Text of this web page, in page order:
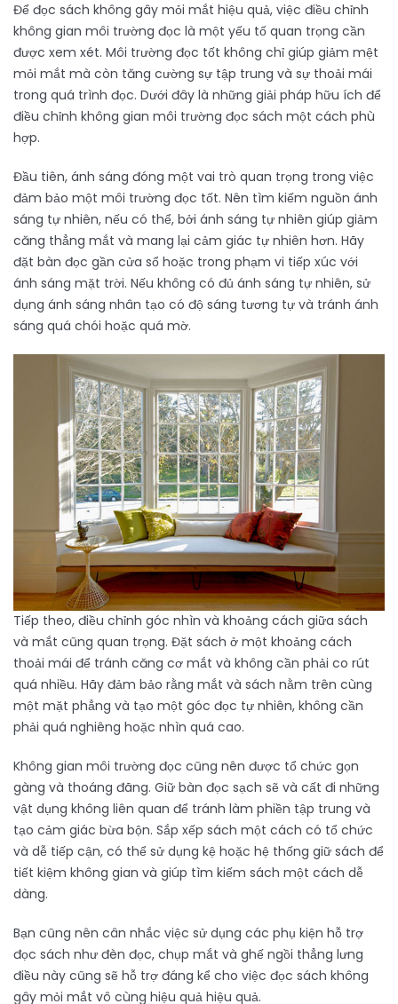
Để đọc sách không gây mỏi mắt hiệu quả, việc điều chỉnh
không gian môi trường đọc là một yếu tố quan trọng cần
được xem xét. Môi trường đọc tốt không chỉ giúp giảm mệt
mỏi mắt mà còn tăng cường sự tập trung và sự thoải mái
trong quá trình đọc. Dưới đây là những giải pháp hữu ích để
điều chỉnh không gian môi trường đọc sách một cách phù
hợp.
Đầu tiên, ánh sáng đóng một vai trò quan trọng trong việc
đảm bảo một môi trường đọc tốt. Nên tìm kiếm nguồn ánh
sáng tự nhiên, nếu có thể, bởi ánh sáng tự nhiên giúp giảm
căng thẳng mắt và mang lại cảm giác tự nhiên hơn. Hãy
đặt bàn đọc gần cửa sổ hoặc trong phạm vi tiếp xúc với
ánh sáng mặt trời. Nếu không có đủ ánh sáng tự nhiên, sử
dụng ánh sáng nhân tạo có độ sáng tương tự và tránh ánh
sáng quá chói hoặc quá mờ.
Tiếp theo, điều chỉnh góc nhìn và khoảng cách giữa sách
và mắt cũng quan trọng. Đặt sách ở một khoảng cách
thoải mái để tránh căng cơ mắt và không cần phải co rút
quá nhiều. Hãy đảm bảo rằng mắt và sách nằm trên cùng
một mặt phẳng và tạo một góc đọc tự nhiên, không cần
phải quá nghiêng hoặc nhìn quá cao.
Không gian môi trường đọc cũng nên được tổ chức gọn
gàng và thoáng đãng. Giữ bàn đọc sạch sẽ và cất đi những
vật dụng không liên quan để tránh làm phiền tập trung và
tạo cảm giác bừa bộn. Sắp xếp sách một cách có tổ chức
và dễ tiếp cận, có thể sử dụng kệ hoặc hệ thống giữ sách để
tiết kiệm không gian và giúp tìm kiếm sách một cách dễ
dàng.
Bạn cũng nên cân nhắc việc sử dụng các phụ kiện hỗ trợ
đọc sách như đèn đọc, chụp mắt và ghế ngồi thẳng lưng
điều này cũng sẽ hỗ trợ đáng kể cho việc đọc sách không
gây mỏi mắt vô cùng hiệu quả hiệu quả.